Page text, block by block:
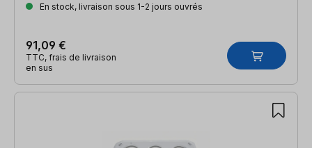
En stock, livraison sous 1-2 jours ouvrés
91,09 €
TTC, frais de livraison
en sus